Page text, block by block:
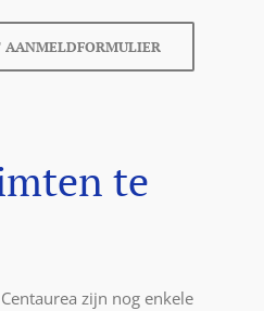
te
zijn nog enkele